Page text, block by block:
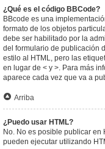
¿Qué es el código BBCode?
BBcode es una
formato de los objetos
debe ser habilitado por la
del formulario de publicación
estilo al HTML, pero las
en lugar de < y >. Para más
aparece cada vez que va a
Arriba
¿Puedo usar HTML?
No. No es posible publicar en
pueden ejecutar utilizando